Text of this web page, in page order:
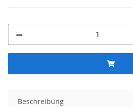
Beschreibung